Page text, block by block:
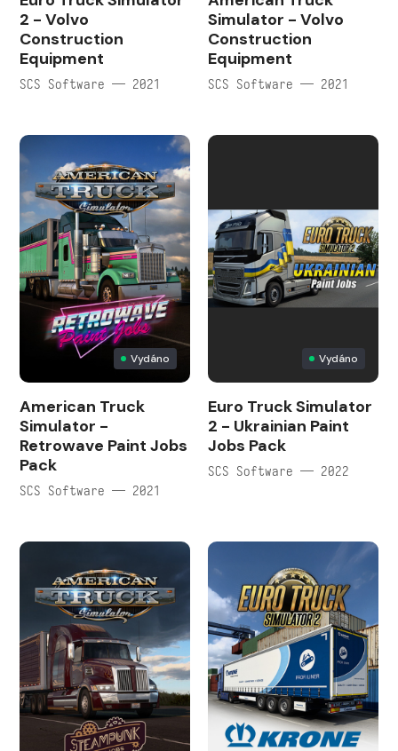
2 - Volvo
Construction
Equipment
SCS Software — 2021
Simulator - Volvo
Construction
Equipment
SCS Software — 2021
Vydáno
American Truck
Simulator -
Retrowave Paint Jobs
Pack
SCS Software — 2021
Vydáno
Euro Truck Simulator
2 - Ukrainian Paint
Jobs Pack
SCS Software — 2022